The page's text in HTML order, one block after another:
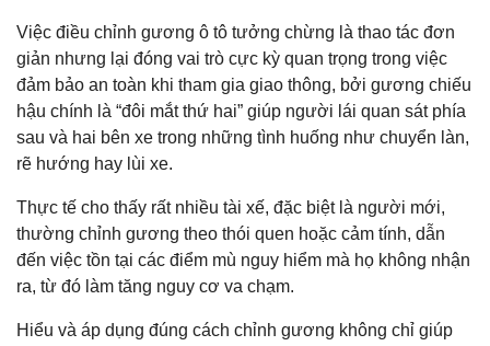
Việc điều chỉnh gương ô tô tưởng chừng là thao tác đơn
giản nhưng lại đóng vai trò cực kỳ quan trọng trong việc
đảm bảo an toàn khi tham gia giao thông, bởi gương chiếu
hậu chính là “đôi mắt thứ hai” giúp người lái quan sát phía
sau và hai bên xe trong những tình huống như chuyển làn,
rẽ hướng hay lùi xe.
Thực tế cho thấy rất nhiều tài xế, đặc biệt là người mới,
thường chỉnh gương theo thói quen hoặc cảm tính, dẫn
đến việc tồn tại các điểm mù nguy hiểm mà họ không nhận
ra, từ đó làm tăng nguy cơ va chạm.
Hiểu và áp dụng đúng cách chỉnh gương không chỉ giúp